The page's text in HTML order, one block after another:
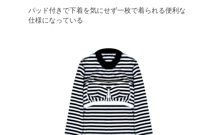
パッド付きで下着を気にせず一枚で着られる便利な
仕様になっている